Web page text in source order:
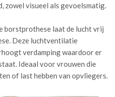
zowel visueel als gevoelsmatig.
borstprothese laat de lucht vrij
Deze luchtventilatie
verdamping waardoor er
Ideaal voor vrouwen die
of last hebben van opvliegers.